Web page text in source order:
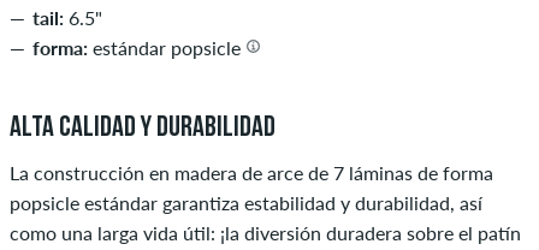
tail: 6.5"
forma: estándar popsicle
ALTA CALIDAD Y DURABILIDAD
La construcción en madera de arce de 7 láminas de forma
popsicle estándar garantiza estabilidad y durabilidad, así
como una larga vida útil: ¡la diversión duradera sobre el patín